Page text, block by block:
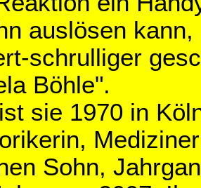
auslösen
schrulliger
Böhle".
sie 1970 in
Sohn,